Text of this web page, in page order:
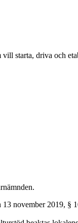
starta, driva och
november 2019, §